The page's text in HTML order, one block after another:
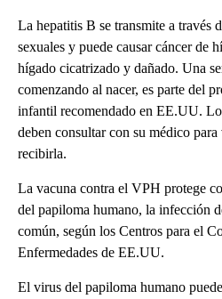
La hepatitis B se transmite a través
sexuales y puede causar cáncer de
hígado cicatrizado y dañado. Una
comenzando al nacer, es parte del
infantil recomendado en EE.UU.
deben consultar con su médico
recibirla.
La vacuna contra el VPH protege
del papiloma humano, la infección
común, según los Centros para el
Enfermedades de EE.UU.
El virus del papiloma humano